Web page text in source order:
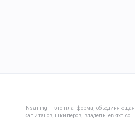
iNsailing – это платформа, объединяющая
капитанов, шкиперов, владельцев яхт со